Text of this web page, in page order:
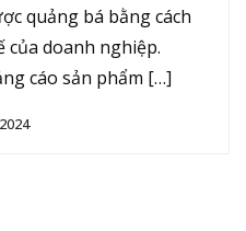
quảng bá bằng cách
của doanh nghiệp.
cáo sản phẩm […]